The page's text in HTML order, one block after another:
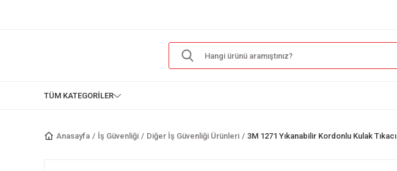
TÜM KATEGORİLER
Anasayfa İş Güvenliği Diğer İş Güvenliği Ürünleri 3M 1271 Yıkanabilir Kordonlu Kulak Tıkacı